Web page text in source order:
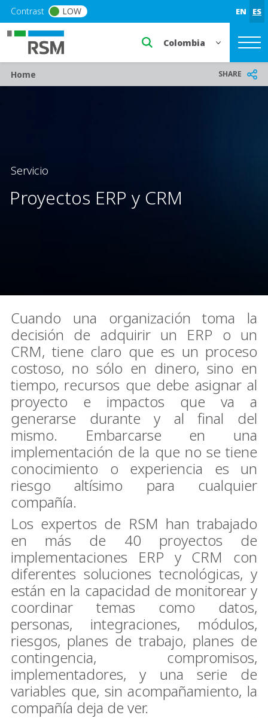
Skip to main content
Contrast LOW EN ES
Select a region or
Breadcrumb
Home SHARE
Servicio
Proyectos ERP y CRM
Cuando una organización toma la
decisión de adquirir un ERP o un
CRM, tiene claro que es un proceso
costoso, no sólo en dinero, sino en
tiempo, recursos que debe asignar al
proyecto e impactos que va a
generarse durante y al final del
mismo. Embarcarse en una
implementación de la que no se tiene
conocimiento o experiencia es un
riesgo altísimo para cualquier
compañía.​
Los expertos de RSM han trabajado
en más de 40 proyectos de
implementaciones ERP y CRM con
diferentes soluciones tecnológicas, y
están en la capacidad de monitorear y
coordinar temas como datos,
personas, integraciones, módulos,
riesgos, planes de trabajo, planes de
contingencia, compromisos,
implementadores, y una serie de
variables que, sin acompañamiento, la
compañía deja de ver.